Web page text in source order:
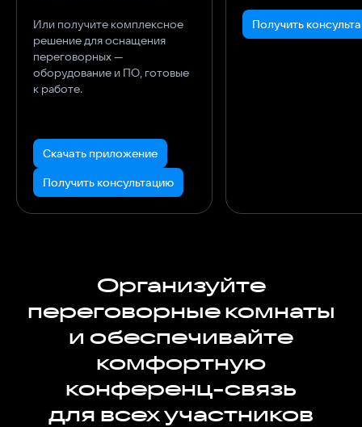
Или получите комплексное
решение для оснащения
переговорных —
оборудование и ПО, готовые
к работе.
Скачать приложение
Получить консультацию
Получить
Организуйте
переговорные комнаты
и обеспечивайте
комфортную
конференц-связь
для всех участников